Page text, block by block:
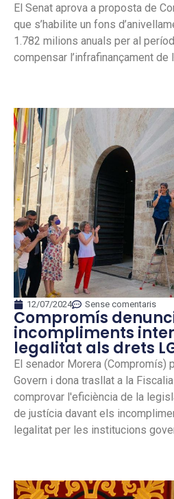
El Senat aprova a proposta de
que s’habilite un fons
1.782 milions anuals per al
compensar l’infrafinançament de
12/07/2024 Sense comentaris
Compromís
incompliments
legalitat als drets
El senador Morera (Compromís)
Govern i dona trasllat a la
comprovar l'eficiència de la
de justícia davant els
legalitat per les institucions